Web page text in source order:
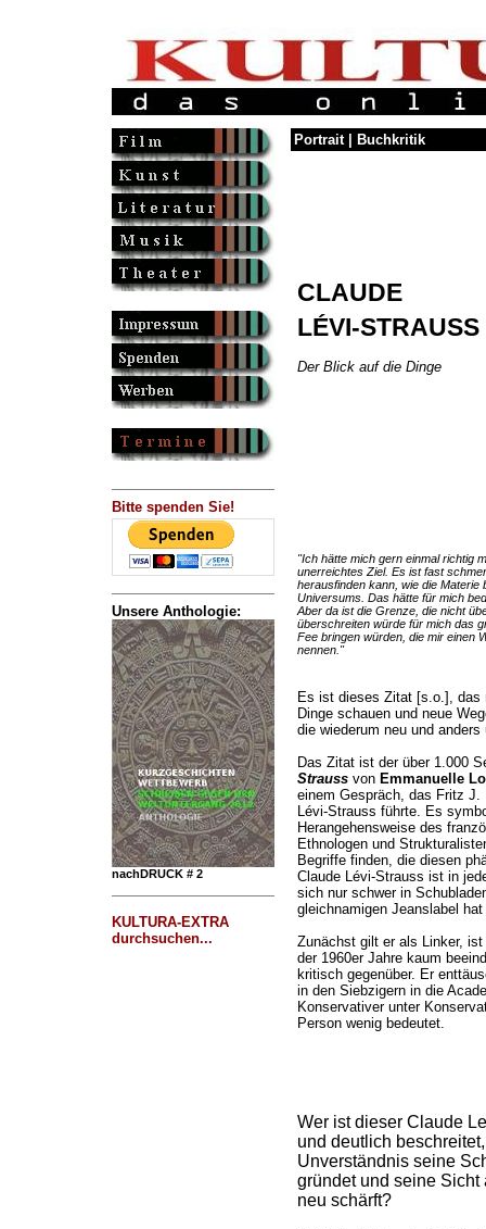
Bitte spenden Sie!
Unsere Anthologie:
nachDRUCK # 2
KULTURA-EXTRA
durchsuchen...
Portrait | Buchkritik
CLAUDE
LÉVI-STRAUSS
Der Blick auf die Dinge
"Ich hätte mich gern einmal richtig
unerreichtes Ziel. Es ist fast
herausfinden kann, wie die
Universums. Das hätte für mich
Aber da ist die Grenze, die nicht
überschreiten würde für mich das
Fee bringen würden, die mir einen
nennen."
Es ist dieses Zitat [s.o.], das
Dinge schauen und neue
die wiederum neu und
Das Zitat ist der über 1.000
Straussvon Emmanuelle
einem Gespräch, das Fritz J.
Lévi-Strauss führte. Es
Herangehensweise des
Ethnologen und
Begriffe finden, die diesen
Claude Lévi-Strauss ist in
sich nur schwer in
gleichnamigen Jeanslabel
Zunächst gilt er als Linker,
der 1960er Jahre kaum
kritisch gegenüber. Er
in den Siebzigern in die
Konservativer unter
Person wenig bedeutet.
Wer ist dieser Claude
und deutlich
Unverständnis seine
gründet und seine
neu schärft?